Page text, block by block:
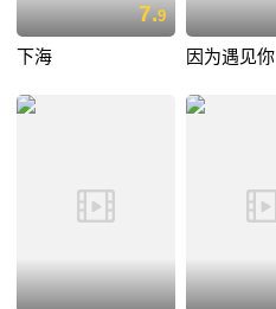
7.9
下海 因为遇见你